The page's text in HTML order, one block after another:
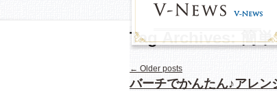
Tag Archives:簡
← Older posts
バーチでかんたん♪アレン